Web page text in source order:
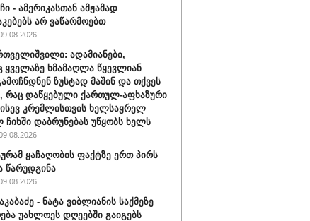
- ამერიკასთან ამჟამად
არ ვაწარმოებთ
ადამიანები,
ხმამაღლა წყევლიან
ზუსტად მაშინ და თქვეს
რაც დაწყებული ქართულ-აფხაზური
კრემლისთვის ხელსაყრელ
დაბრუნებას უწყობს ხელს
ყაჩაღობის ფაქტზე ერთ პირს
წარუდგინა
- ნატა ვიბლიანის საქმეზე
უახლოეს დღეებში გაიგებს